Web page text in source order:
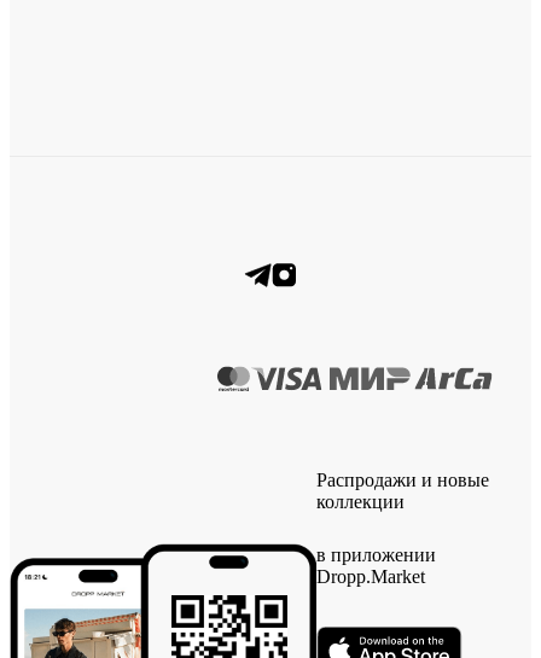
Распродажи и новые
коллекции
в приложении
Dropp.Market